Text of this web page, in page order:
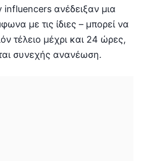
ανέδειξαν μια
με τις ίδιες – μπορεί να
τέλειο μέχρι και 24 ώρες,
συνεχής ανανέωση.